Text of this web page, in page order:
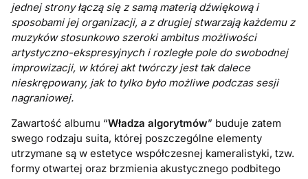
jednej strony łączą się z samą materią dźwiękową i
sposobami jej organizacji, a z drugiej stwarzają każdemu z
muzyków stosunkowo szeroki ambitus możliwości
artystyczno-ekspresyjnych i rozległe pole do swobodnej
improwizacji, w której akt twórczy jest tak dalece
nieskrępowany, jak to tylko było możliwe podczas sesji
nagraniowej.
Zawartość albumu “Władza algorytmów” buduje zatem
swego rodzaju suita, której poszczególne elementy
utrzymane są w estetyce współczesnej kameralistyki, tzw.
formy otwartej oraz brzmienia akustycznego podbitego